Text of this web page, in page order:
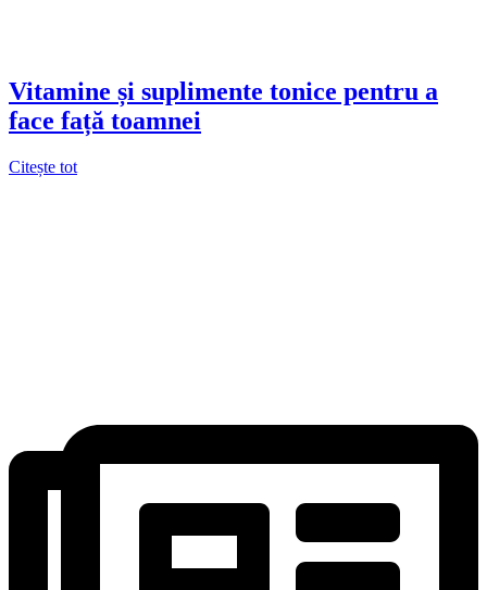
Vitamine și suplimente tonice pentru a
face față toamnei
Citește tot